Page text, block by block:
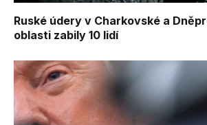
Ruské údery v Charkovské a
oblasti zabily 10 lidí